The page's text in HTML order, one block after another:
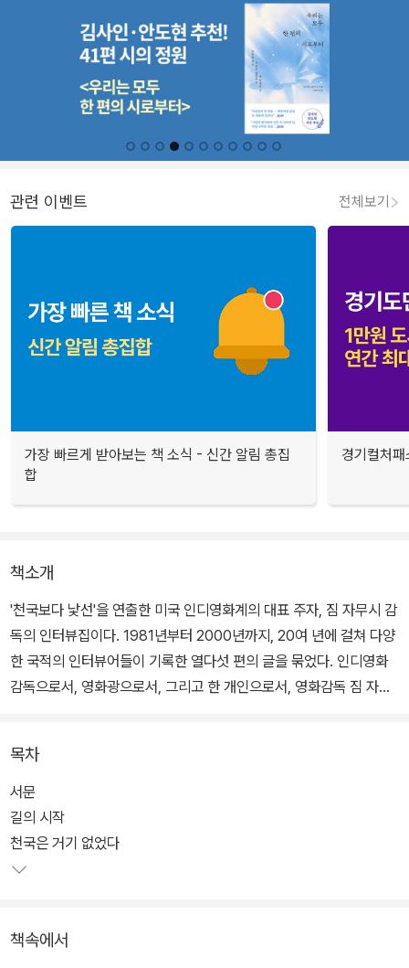
관련 이벤트 전체보기
가장 빠르게 받아보는 책 소식 - 신간 알림 총집
합
경기컬처
책소개
'천국보다 낯선'을 연출한 미국 인디영화계의 대표 주자, 짐 자무시 감
독의 인터뷰집이다. 1981년부터 2000년까지, 20여 년에 걸쳐 다양
한 국적의 인터뷰어들이 기록한 열다섯 편의 글을 묶었다. 인디영화
감독으로서, 영화광으로서, 그리고 한 개인으로서, 영화감독 짐 자무
인터뷰는 '영원한 휴가'부터 '커피와 담배'에 이르기까지, 짐 자무시 자
신이 영화에 담고자 했던 것들이 무엇인지를 하나하나 들려준다. 영
화 제작 과정에 대한 에피소드 외에, 그의 삶과 개인적 이야기를 담은
글들도 많다. 그의 세계관, 정치적인 입장 등이 드러나기도 하며, 로베
르토 베니니, 카우리스마키 형제, 빔 벤더스 등과 같은 동료들과의 만
원서인 <Jim Jarmusch : Interviews>(University Press of Mis
목차
서문
길의 시작
천국은 거기 없었다
책속에서